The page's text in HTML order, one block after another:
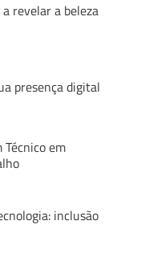
revelar a beleza
presença digital
Técnico em
inclusão